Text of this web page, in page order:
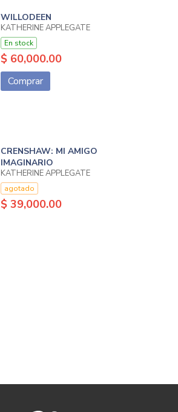
WILLODEEN
KATHERINE APPLEGATE
En stock
$ 60,000.00
Comprar
CRENSHAW: MI AMIGO
IMAGINARIO
KATHERINE APPLEGATE
agotado
$ 39,000.00